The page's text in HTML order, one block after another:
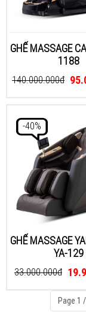
GHẾ MASSAGE
1188
140.000.000đ
-40%
GHẾ MASSAGE
YA-129
33.000.000đ
Page 1